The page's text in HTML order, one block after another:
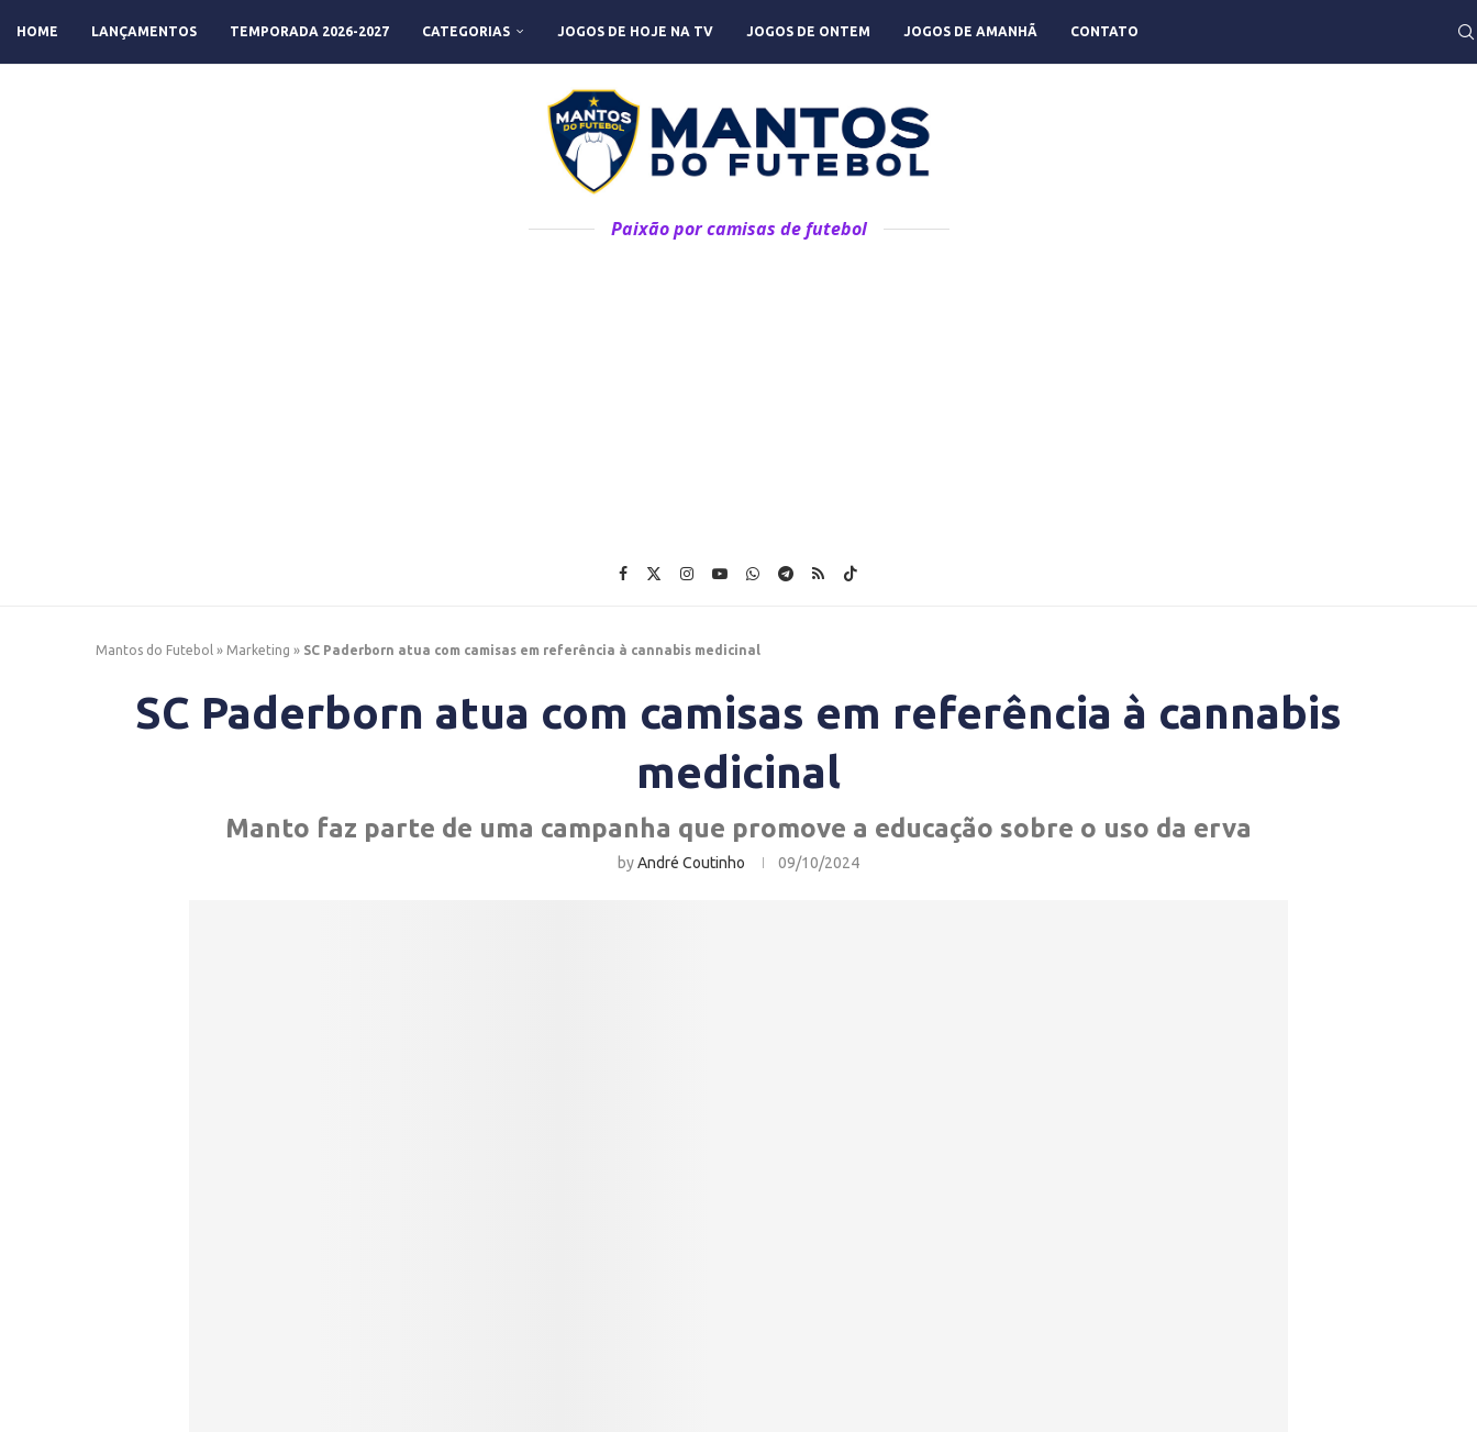
HOME LANÇAMENTOS TEMPORADA 2026-2027 CATEGORIAS JOGOS DE HOJE NA TV JOGOS DE ONTEM JOGOS DE AMANHÃ CONTATO
Paixão por camisas de futebol
Mantos do Futebol » Marketing » SC Paderborn atua com camisas em referência à cannabis medicinal
SC Paderborn atua com camisas em referência à cannabis
medicinal
Manto faz parte de uma campanha que promove a educação sobre o uso da erva
byAndré Coutinho 09/10/2024